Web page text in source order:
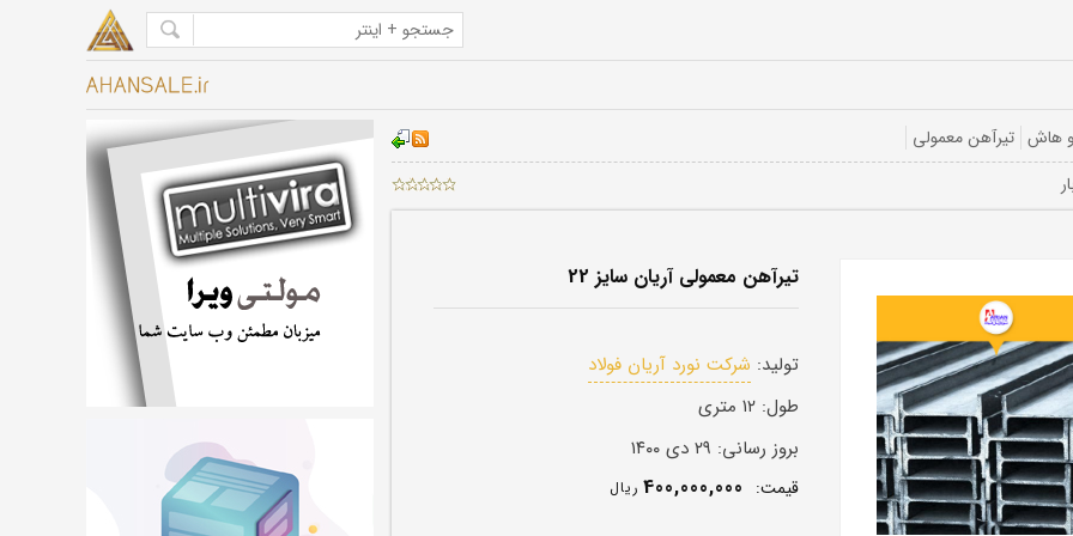
هاش تیرآهن معمولی
تیرآهن معمولی آریان سایز 22
تولید: شرکت نورد آریان فولاد
طول: ۱۲ متری
بروز رسانی: ۲۹ دی ۱۴۰۰
قيمت: 400,000,000 ريال